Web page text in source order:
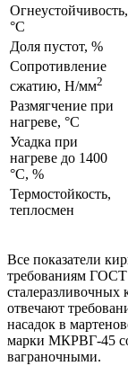
Огнеустойчивость,
°C
Доля пустот, %
Сопротивление
сжатию, Н/мм2
Размягчение при
нагреве, °C
Усадка при
нагреве до 1400
°C, %
Термостойкость,
теплосмен
Все показатели
требованиям
отвечают
насадок в
марки МКРВГ-45
ваграночными.